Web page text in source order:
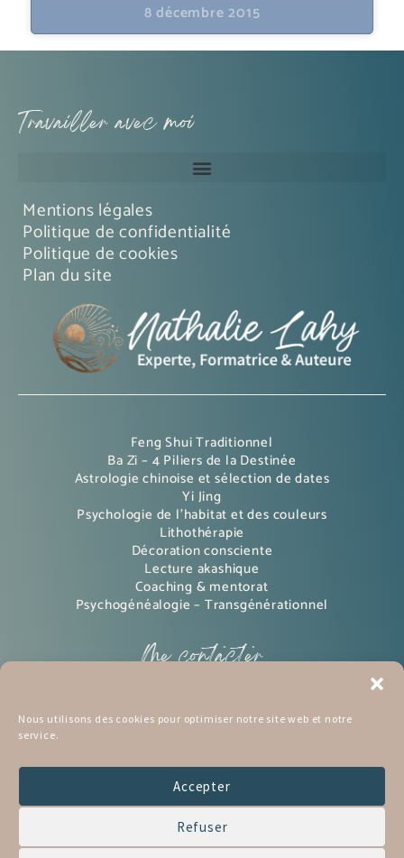
Nous utilisons des cookies pour optimiser notre site web et notre
service.
Accepter
Refuser
8 décembre 2015
Travailler avec moi
Mentions légales
Politique de confidentialité
Politique de cookies
Plan du site
Feng Shui Traditionnel
Ba Zi – 4 Piliers de la Destinée
Astrologie chinoise et sélection de dates
Yi Jing
Psychologie de l’habitat et des couleurs
Lithothérapie
Décoration consciente
Lecture akashique
Coaching & mentorat
Psychogénéalogie – Transgénérationnel
Me contacter
Mon BLOG
mon Podcast